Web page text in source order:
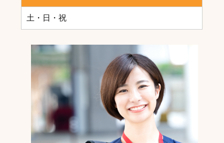
土・日・祝